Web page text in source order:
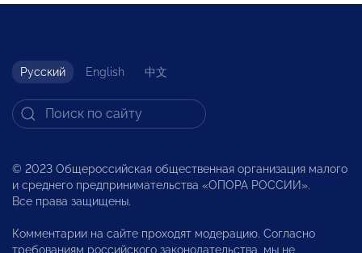
Русский English 中文
© 2023 Общероссийская общественная организация малого
и среднего предпринимательства «ОПОРА РОССИИ».
Все права защищены.
Комментарии на сайте проходят модерацию. Согласно
требованиям российского законодательства, мы не